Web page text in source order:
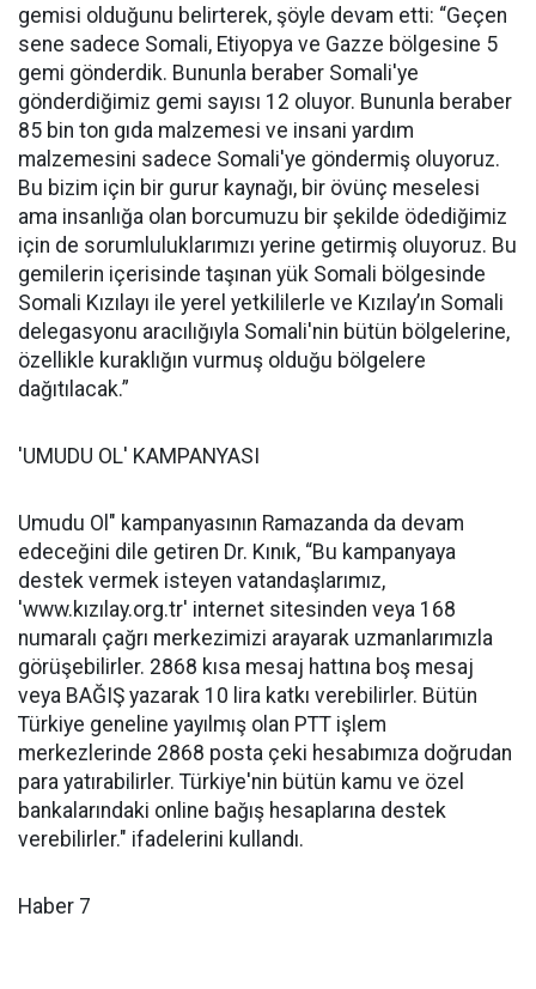
gemisi olduğunu belirterek, şöyle devam etti: “Geçen
sene sadece Somali, Etiyopya ve Gazze bölgesine 5
gemi gönderdik. Bununla beraber Somali'ye
gönderdiğimiz gemi sayısı 12 oluyor. Bununla beraber
85 bin ton gıda malzemesi ve insani yardım
malzemesini sadece Somali'ye göndermiş oluyoruz.
Bu bizim için bir gurur kaynağı, bir övünç meselesi
ama insanlığa olan borcumuzu bir şekilde ödediğimiz
için de sorumluluklarımızı yerine getirmiş oluyoruz. Bu
gemilerin içerisinde taşınan yük Somali bölgesinde
Somali Kızılayı ile yerel yetkililerle ve Kızılay’ın Somali
delegasyonu aracılığıyla Somali'nin bütün bölgelerine,
özellikle kuraklığın vurmuş olduğu bölgelere
dağıtılacak.”
'UMUDU OL' KAMPANYASI
Umudu Ol" kampanyasının Ramazanda da devam
edeceğini dile getiren Dr. Kınık, “Bu kampanyaya
destek vermek isteyen vatandaşlarımız,
'www.kızılay.org.tr' internet sitesinden veya 168
numaralı çağrı merkezimizi arayarak uzmanlarımızla
görüşebilirler. 2868 kısa mesaj hattına boş mesaj
veya BAĞIŞ yazarak 10 lira katkı verebilirler. Bütün
Türkiye geneline yayılmış olan PTT işlem
merkezlerinde 2868 posta çeki hesabımıza doğrudan
para yatırabilirler. Türkiye'nin bütün kamu ve özel
bankalarındaki online bağış hesaplarına destek
verebilirler." ifadelerini kullandı.
Haber 7